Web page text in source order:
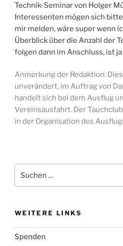
Technik-Seminar von Holger
Interessenten mögen sich
mir melden, wäre super wenn
Überblick über die Anzahl der
folgen dann im Anschluss, ist
Anmerkung der Redaktion:
unverändert, im Auftrag von
handelt sich bei dem Ausflug
Vereinsausfahrt. Der
in der Organisation des
nach:
WEITERE LINKS
Spenden